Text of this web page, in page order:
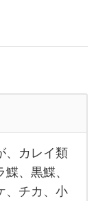
、カレイ類
、黒鰈、
、チカ、小